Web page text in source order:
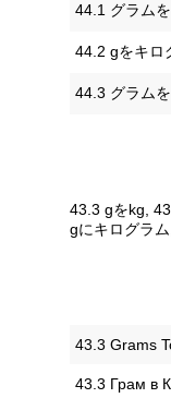
44.1 グラム
44.2 gをキロ
44.3 グラム
43.3 gをkg,
gにキログラ
‎43.3 Grams
‎43.3 Грам в